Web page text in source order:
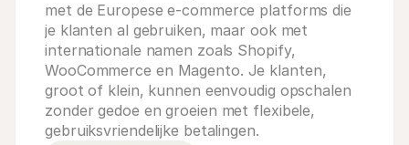
met de Europese e-commerce platforms die
je klanten al gebruiken, maar ook met
internationale namen zoals Shopify,
WooCommerce en Magento. Je klanten,
groot of klein, kunnen eenvoudig opschalen
zonder gedoe en groeien met flexibele,
gebruiksvriendelijke betalingen.